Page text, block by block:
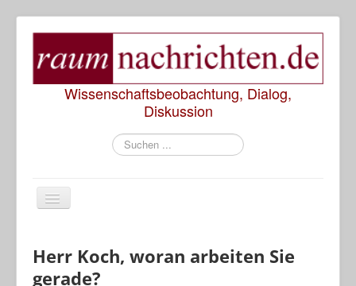
Wissenschaftsbeobachtung, Dialog,
Diskussion
Rezensionen
Herr Koch, woran arbeiten Sie
gerade?